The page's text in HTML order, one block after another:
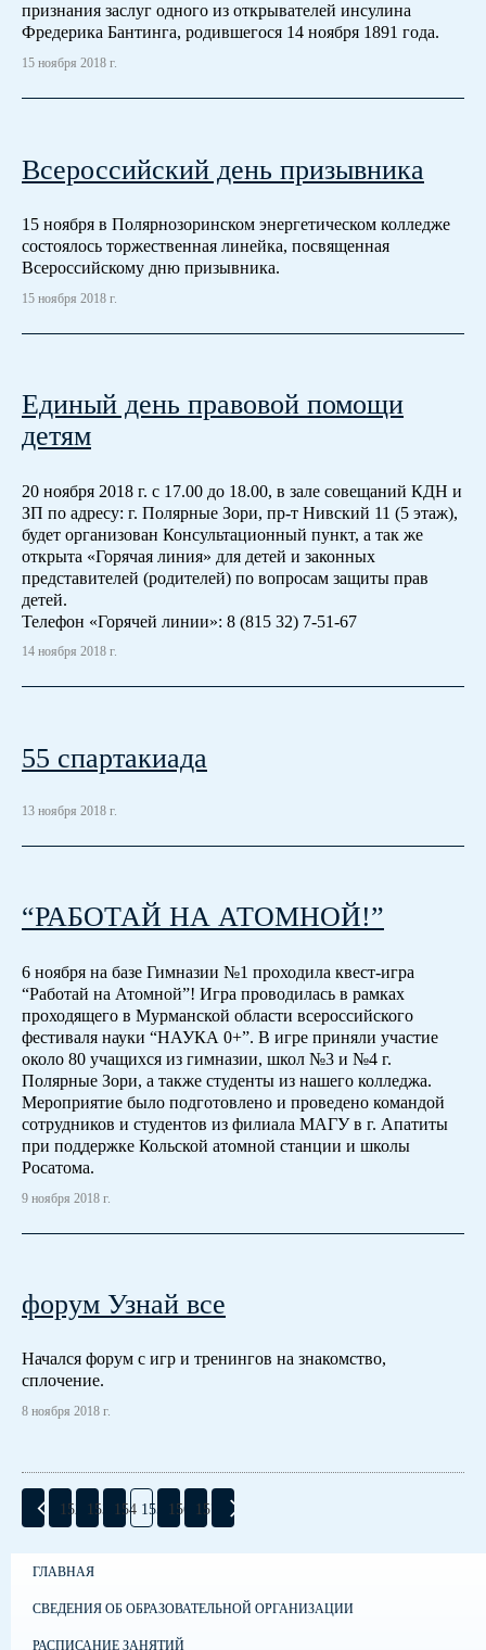
признания заслуг одного из открывателей инсулина
Фредерика Бантинга, родившегося 14 ноября 1891 года.
15 ноября 2018 г.
Всероссийский день призывника
15 ноября в Полярнозоринском энергетическом колледже
состоялось торжественная линейка, посвященная
Всероссийскому дню призывника.
15 ноября 2018 г.
Единый день правовой помощи
детям
20 ноября 2018 г. с 17.00 до 18.00, в зале совещаний КДН и
ЗП по адресу: г. Полярные Зори, пр-т Нивский 11 (5 этаж),
будет организован Консультационный пункт, а так же
открыта «Горячая линия» для детей и законных
представителей (родителей) по вопросам защиты прав
детей.
Телефон «Горячей линии»: 8 (815 32) 7-51-67
14 ноября 2018 г.
55 спартакиада
13 ноября 2018 г.
“РАБОТАЙ НА АТОМНОЙ!”
6 ноября на базе Гимназии №1 проходила квест-игра
“Работай на Атомной”! Игра проводилась в рамках
проходящего в Мурманской области всероссийского
фестиваля науки “НАУКА 0+”. В игре приняли участие
около 80 учащихся из гимназии, школ №3 и №4 г.
Полярные Зори, а также студенты из нашего колледжа.
Мероприятие было подготовлено и проведено командой
сотрудников и студентов из филиала МАГУ в г. Апатиты
при поддержке Кольской атомной станции и школы
Росатома.
9 ноября 2018 г.
форум Узнай все
Начался форум с игр и тренингов на знакомство,
сплочение.
8 ноября 2018 г.
152 153 154 155 156 157
ГЛАВНАЯ
СВЕДЕНИЯ ОБ ОБРАЗОВАТЕЛЬНОЙ ОРГАНИЗАЦИИ
РАСПИСАНИЕ ЗАНЯТИЙ